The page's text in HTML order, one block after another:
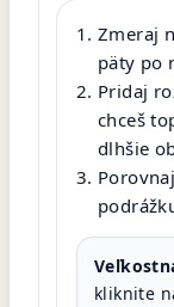
Zmeraj
päty po
Pridaj
chceš
dlhšie
kliknite